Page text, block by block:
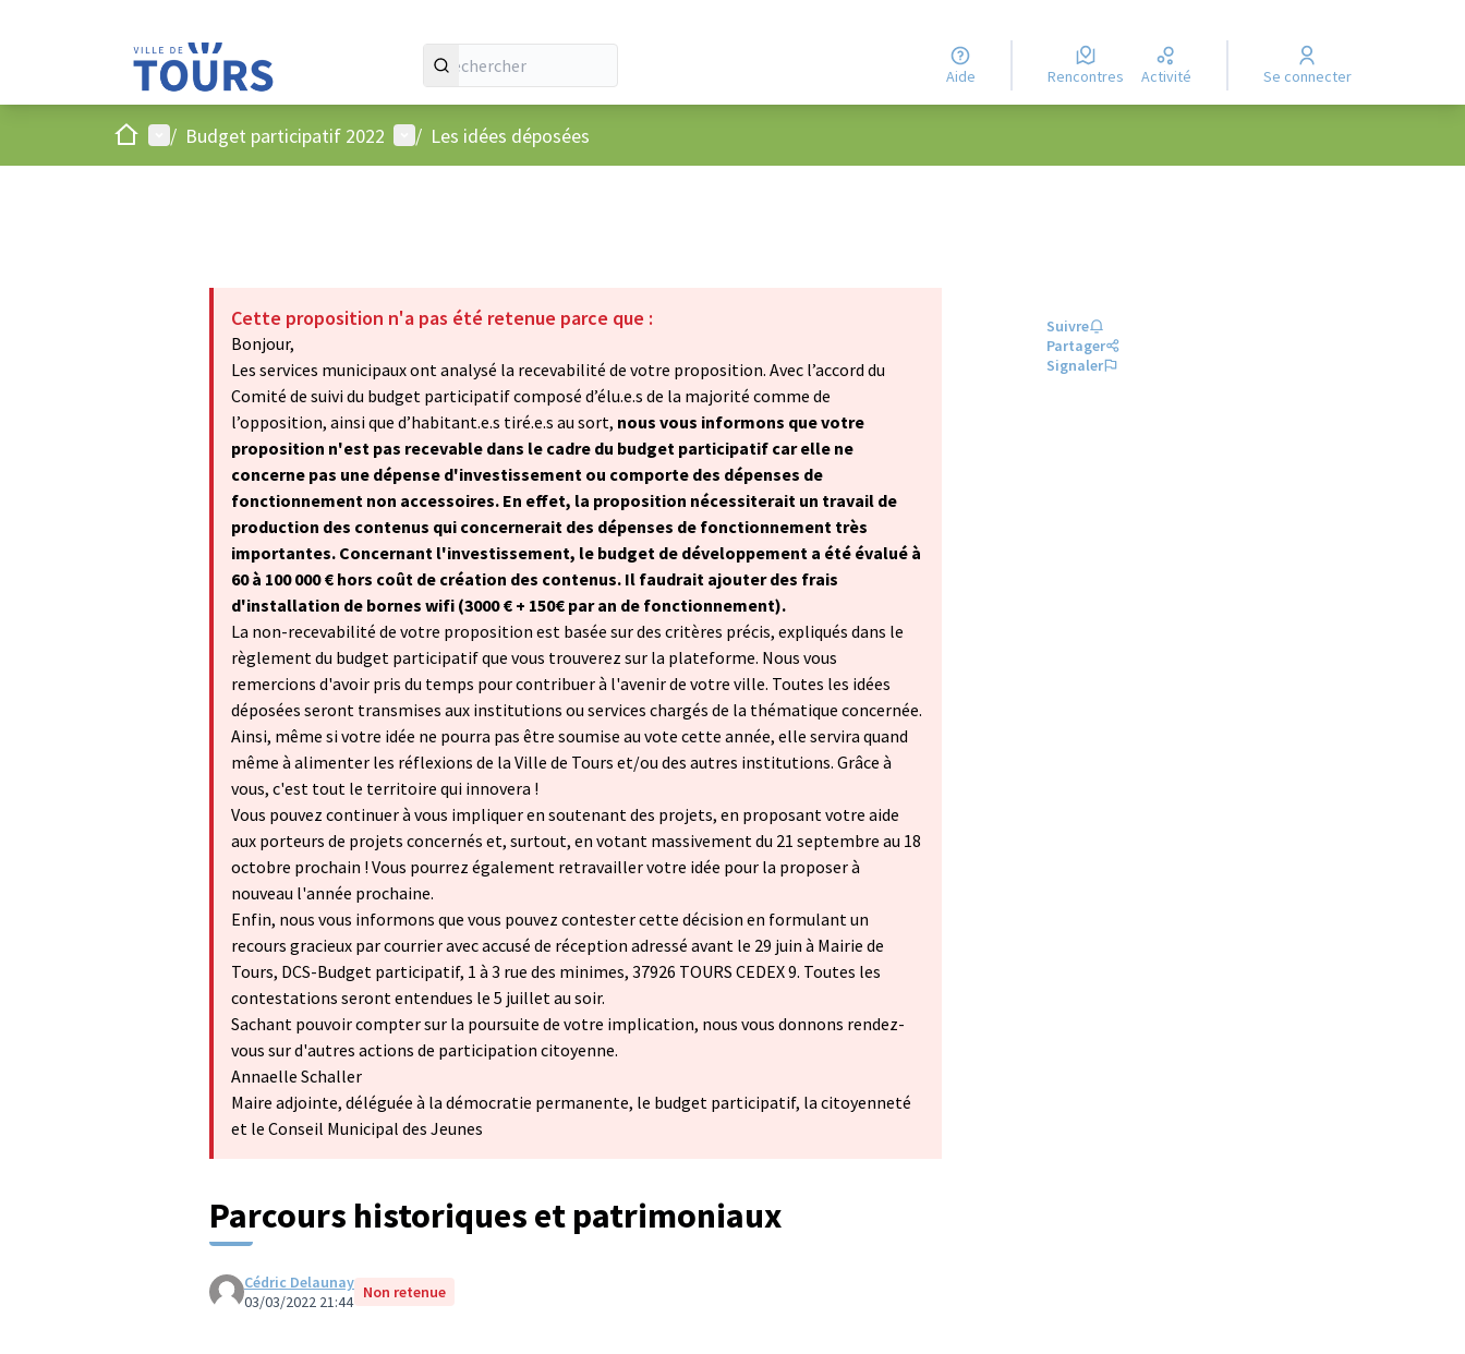
Aide Rencontres Activité Se connecter
AccueilMenu principal
/ Budget participatif 2022 Menu utilisateur
/ Les idées déposées
Cette proposition n'a pas été retenue parce que :
Bonjour,
Les services municipaux ont analysé la recevabilité de votre proposition. Avec l’accord du
Comité de suivi du budget participatif composé d’élu.e.s de la majorité comme de
l’opposition, ainsi que d’habitant.e.s tiré.e.s au sort, nous vous informons que votre
proposition n'est pas recevable dans le cadre du budget participatif car elle ne
concerne pas une dépense d'investissement ou comporte des dépenses de
fonctionnement non accessoires. En effet, la proposition nécessiterait un travail de
production des contenus qui concernerait des dépenses de fonctionnement très
importantes. Concernant l'investissement, le budget de développement a été évalué à
60 à 100 000 € hors coût de création des contenus. Il faudrait ajouter des frais
d'installation de bornes wifi (3000 € + 150€ par an de fonctionnement).
La non-recevabilité de votre proposition est basée sur des critères précis, expliqués dans le
règlement du budget participatif que vous trouverez sur la plateforme. Nous vous
remercions d'avoir pris du temps pour contribuer à l'avenir de votre ville. Toutes les idées
déposées seront transmises aux institutions ou services chargés de la thématique concernée.
Ainsi, même si votre idée ne pourra pas être soumise au vote cette année, elle servira quand
même à alimenter les réflexions de la Ville de Tours et/ou des autres institutions. Grâce à
vous, c'est tout le territoire qui innovera !
Vous pouvez continuer à vous impliquer en soutenant des projets, en proposant votre aide
aux porteurs de projets concernés et, surtout, en votant massivement du 21 septembre au 18
octobre prochain ! Vous pourrez également retravailler votre idée pour la proposer à
nouveau l'année prochaine.
Enfin, nous vous informons que vous pouvez contester cette décision en formulant un
recours gracieux par courrier avec accusé de réception adressé avant le 29 juin à Mairie de
Tours, DCS-Budget participatif, 1 à 3 rue des minimes, 37926 TOURS CEDEX 9. Toutes les
contestations seront entendues le 5 juillet au soir.
Sachant pouvoir compter sur la poursuite de votre implication, nous vous donnons rendez-
vous sur d'autres actions de participation citoyenne.
Annaelle Schaller
Maire adjointe, déléguée à la démocratie permanente, le budget participatif, la citoyenneté
et le Conseil Municipal des Jeunes
Parcours historiques et patrimoniaux
Cédric Delaunay
03/03/2022 21:44 Non retenue
Suivre
Partager
Signaler